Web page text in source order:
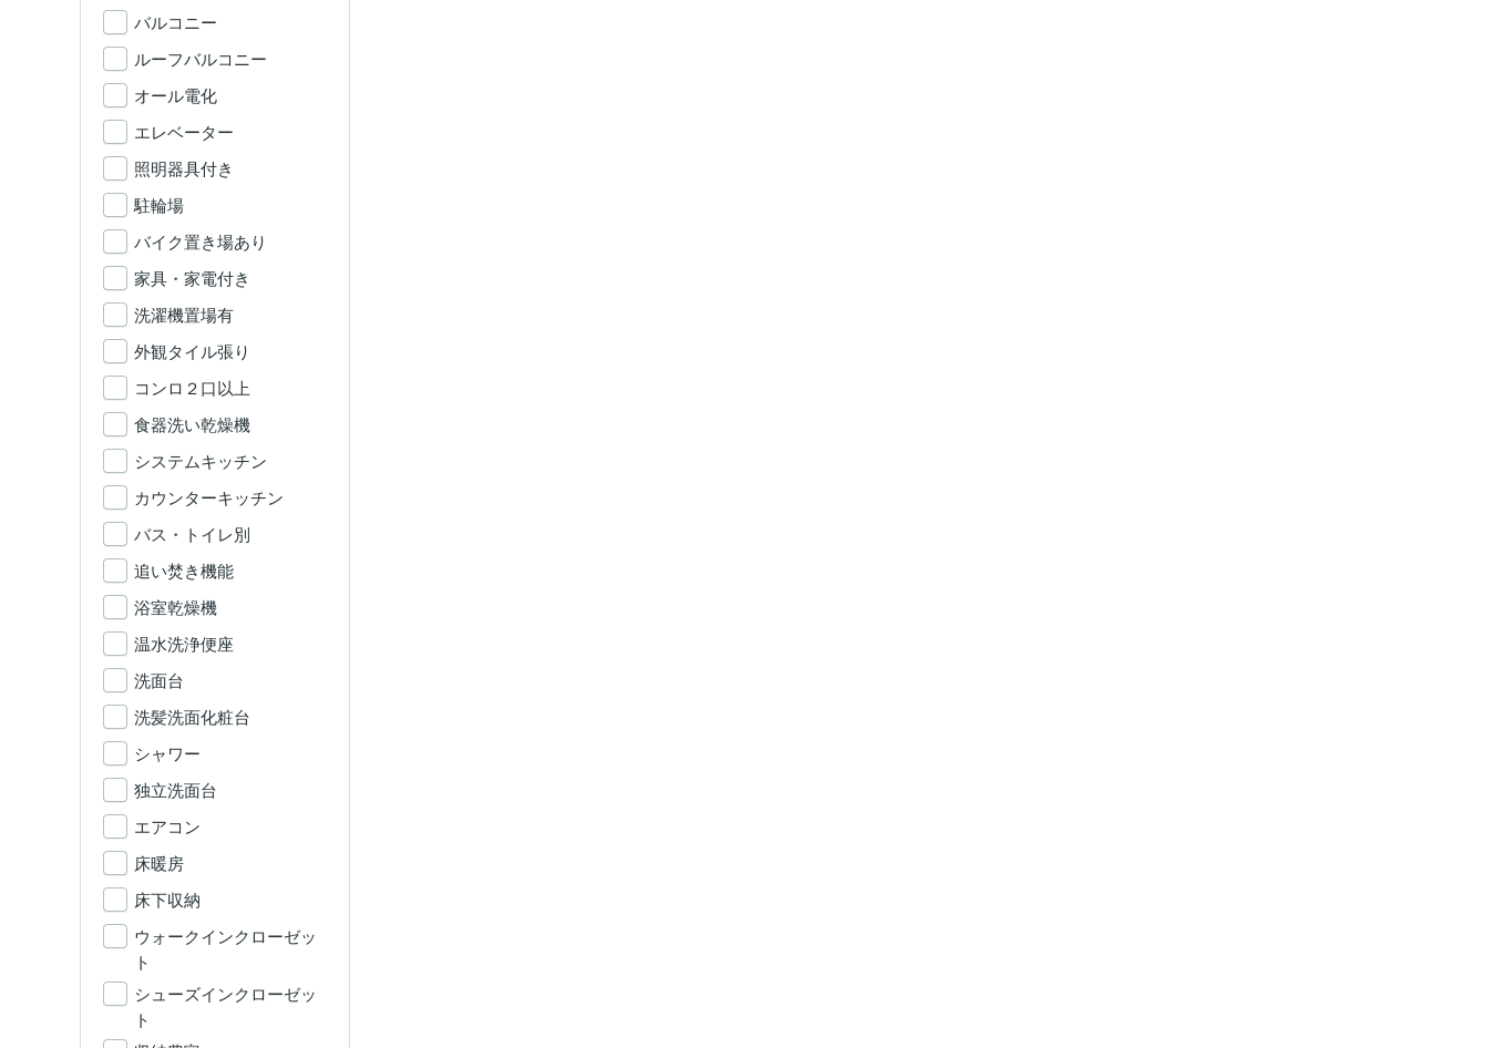
バルコニー
ルーフバルコニー
オール電化
エレベーター
照明器具付き
駐輪場
バイク置き場あり
家具・家電付き
洗濯機置場有
外観タイル張り
コンロ２口以上
食器洗い乾燥機
システムキッチン
カウンターキッチン
バス・トイレ別
追い焚き機能
浴室乾燥機
温水洗浄便座
洗面台
洗髪洗面化粧台
シャワー
独立洗面台
エアコン
床暖房
床下収納
ウォークインクローゼッ
ト
シューズインクローゼッ
ト